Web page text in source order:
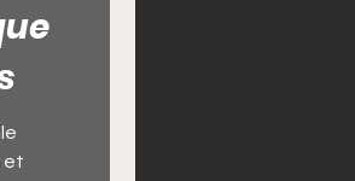
et